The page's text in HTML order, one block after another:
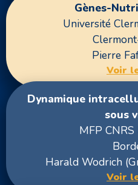
Gènes-
Université
Pierre
Voir
Dynamique
sous
MFP
Harald Wodrich
Voir